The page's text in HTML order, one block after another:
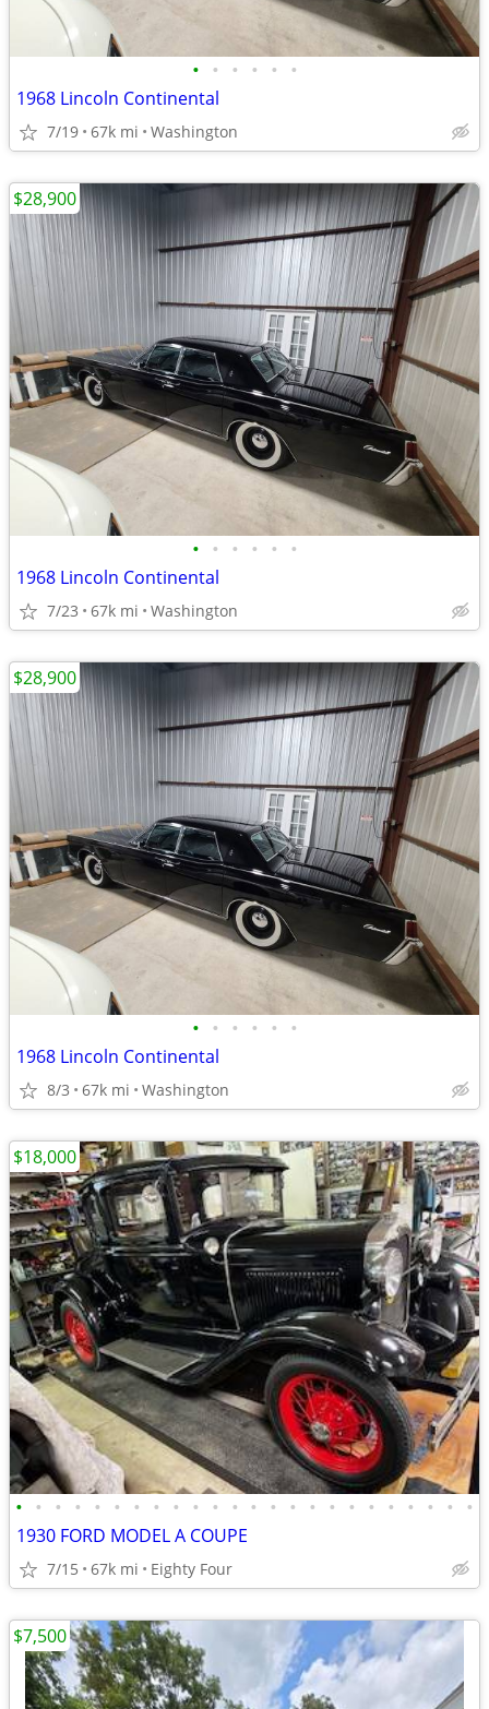
• • • • • •
1968 Lincoln Continental
7/19 67k mi Washington
• • • • • •
1968 Lincoln Continental
7/23 67k mi Washington
$28,900
• • • • • •
1968 Lincoln Continental
8/3 67k mi Washington
$28,900
• • • • • • • • • • • • • • • • • • • • • • • •
1930 FORD MODEL A COUPE
7/15 67k mi Eighty Four
$18,000
$7,500